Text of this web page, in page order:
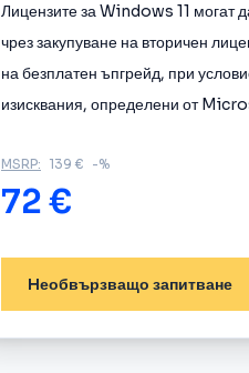
Лицензите за Windows 11 могат
чрез закупуване на вторичен
на безплатен ъпгрейд, при
изисквания, определени от
MSRP: 139 € -%
72 €
Hеобвързващо запитване